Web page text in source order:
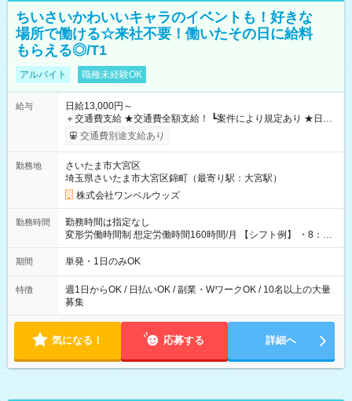
ちいさいかわいいキャラのイベントも！好きな
場所で働ける☆来社不要！働いたその日に給料
もらえる◎/T1
アルバイト 職種未経験OK
給与
日給13,000円～
＋交通費支給 ★交通費全額支給！ ┗案件により規定あり ★日払
いOK！（規定あり） ┗働いたその日に現金GET♪ お仕事後はコ
ンビニATMから 日払い分を引き落とせます！ 【試用期間】試
交通費別途支給あり
勤務地
さいたま市大宮区
埼玉県さいたま市大宮区錦町（最寄り駅：大宮駅）
株式会社ワンベルウッズ
勤務時間
勤務時間は指定なし
変形労働時間制 想定労働時間160時間/月 【シフト例】 ・8：00
～21：00
期間 単発・1日のみOK
特徴
週1日からOK / 日払いOK / 副業・WワークOK / 10名以上の大量
募集
気になる！ 応募する 詳細へ